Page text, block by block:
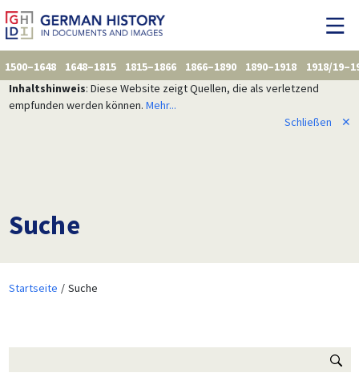
1500–1648 1648–1815 1815–1866 1866–1890 1890–1918
1918/
Inhaltshinweis: Diese Website zeigt Quellen, die als verletzend
empfunden werden können. Mehr...
Schließen
✕
Suche
Startseite Suche